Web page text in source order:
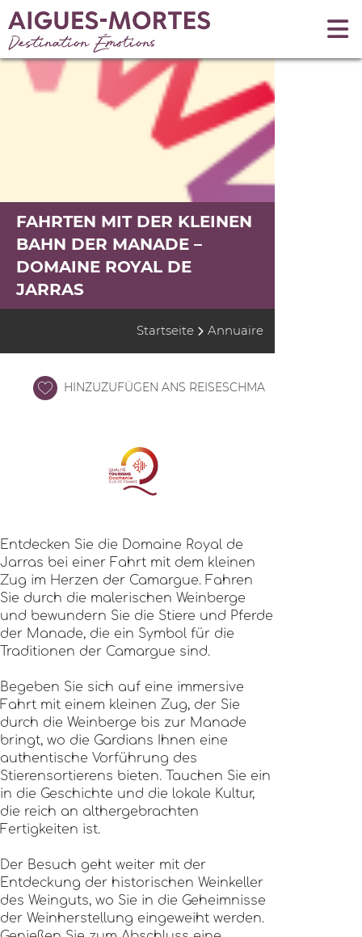
FAHRTEN MIT DER KLEINEN
BAHN DER MANADE –
DOMAINE ROYAL DE
JARRAS
Startseite Annuaire
HINZUZUFÜGEN ANS REISESCHMA
Entdecken Sie die Domaine Royal de
Jarras bei einer Fahrt mit dem kleinen
Zug im Herzen der Camargue. Fahren
Sie durch die malerischen Weinberge
und bewundern Sie die Stiere und Pferde
der Manade, die ein Symbol für die
Traditionen der Camargue sind.
Begeben Sie sich auf eine immersive
Fahrt mit einem kleinen Zug, der Sie
durch die Weinberge bis zur Manade
bringt, wo die Gardians Ihnen eine
authentische Vorführung des
Stierensortierens bieten. Tauchen Sie ein
in die Geschichte und die lokale Kultur,
die reich an althergebrachten
Fertigkeiten ist.
Der Besuch geht weiter mit der
Entdeckung der historischen Weinkeller
des Weinguts, wo Sie in die Geheimnisse
der Weinherstellung eingeweiht werden.